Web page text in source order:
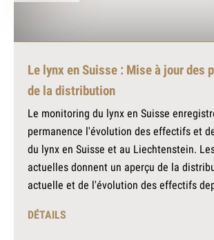
Le lynx en Suisse : Mise à jour des
de la distribution
Le monitoring du lynx en Suisse
permanence l'évolution des effectifs et
du lynx en Suisse et au Liechtenstein.
actuelles donnent un aperçu de la
actuelle et de l'évolution des effectifs
DÉTAILS